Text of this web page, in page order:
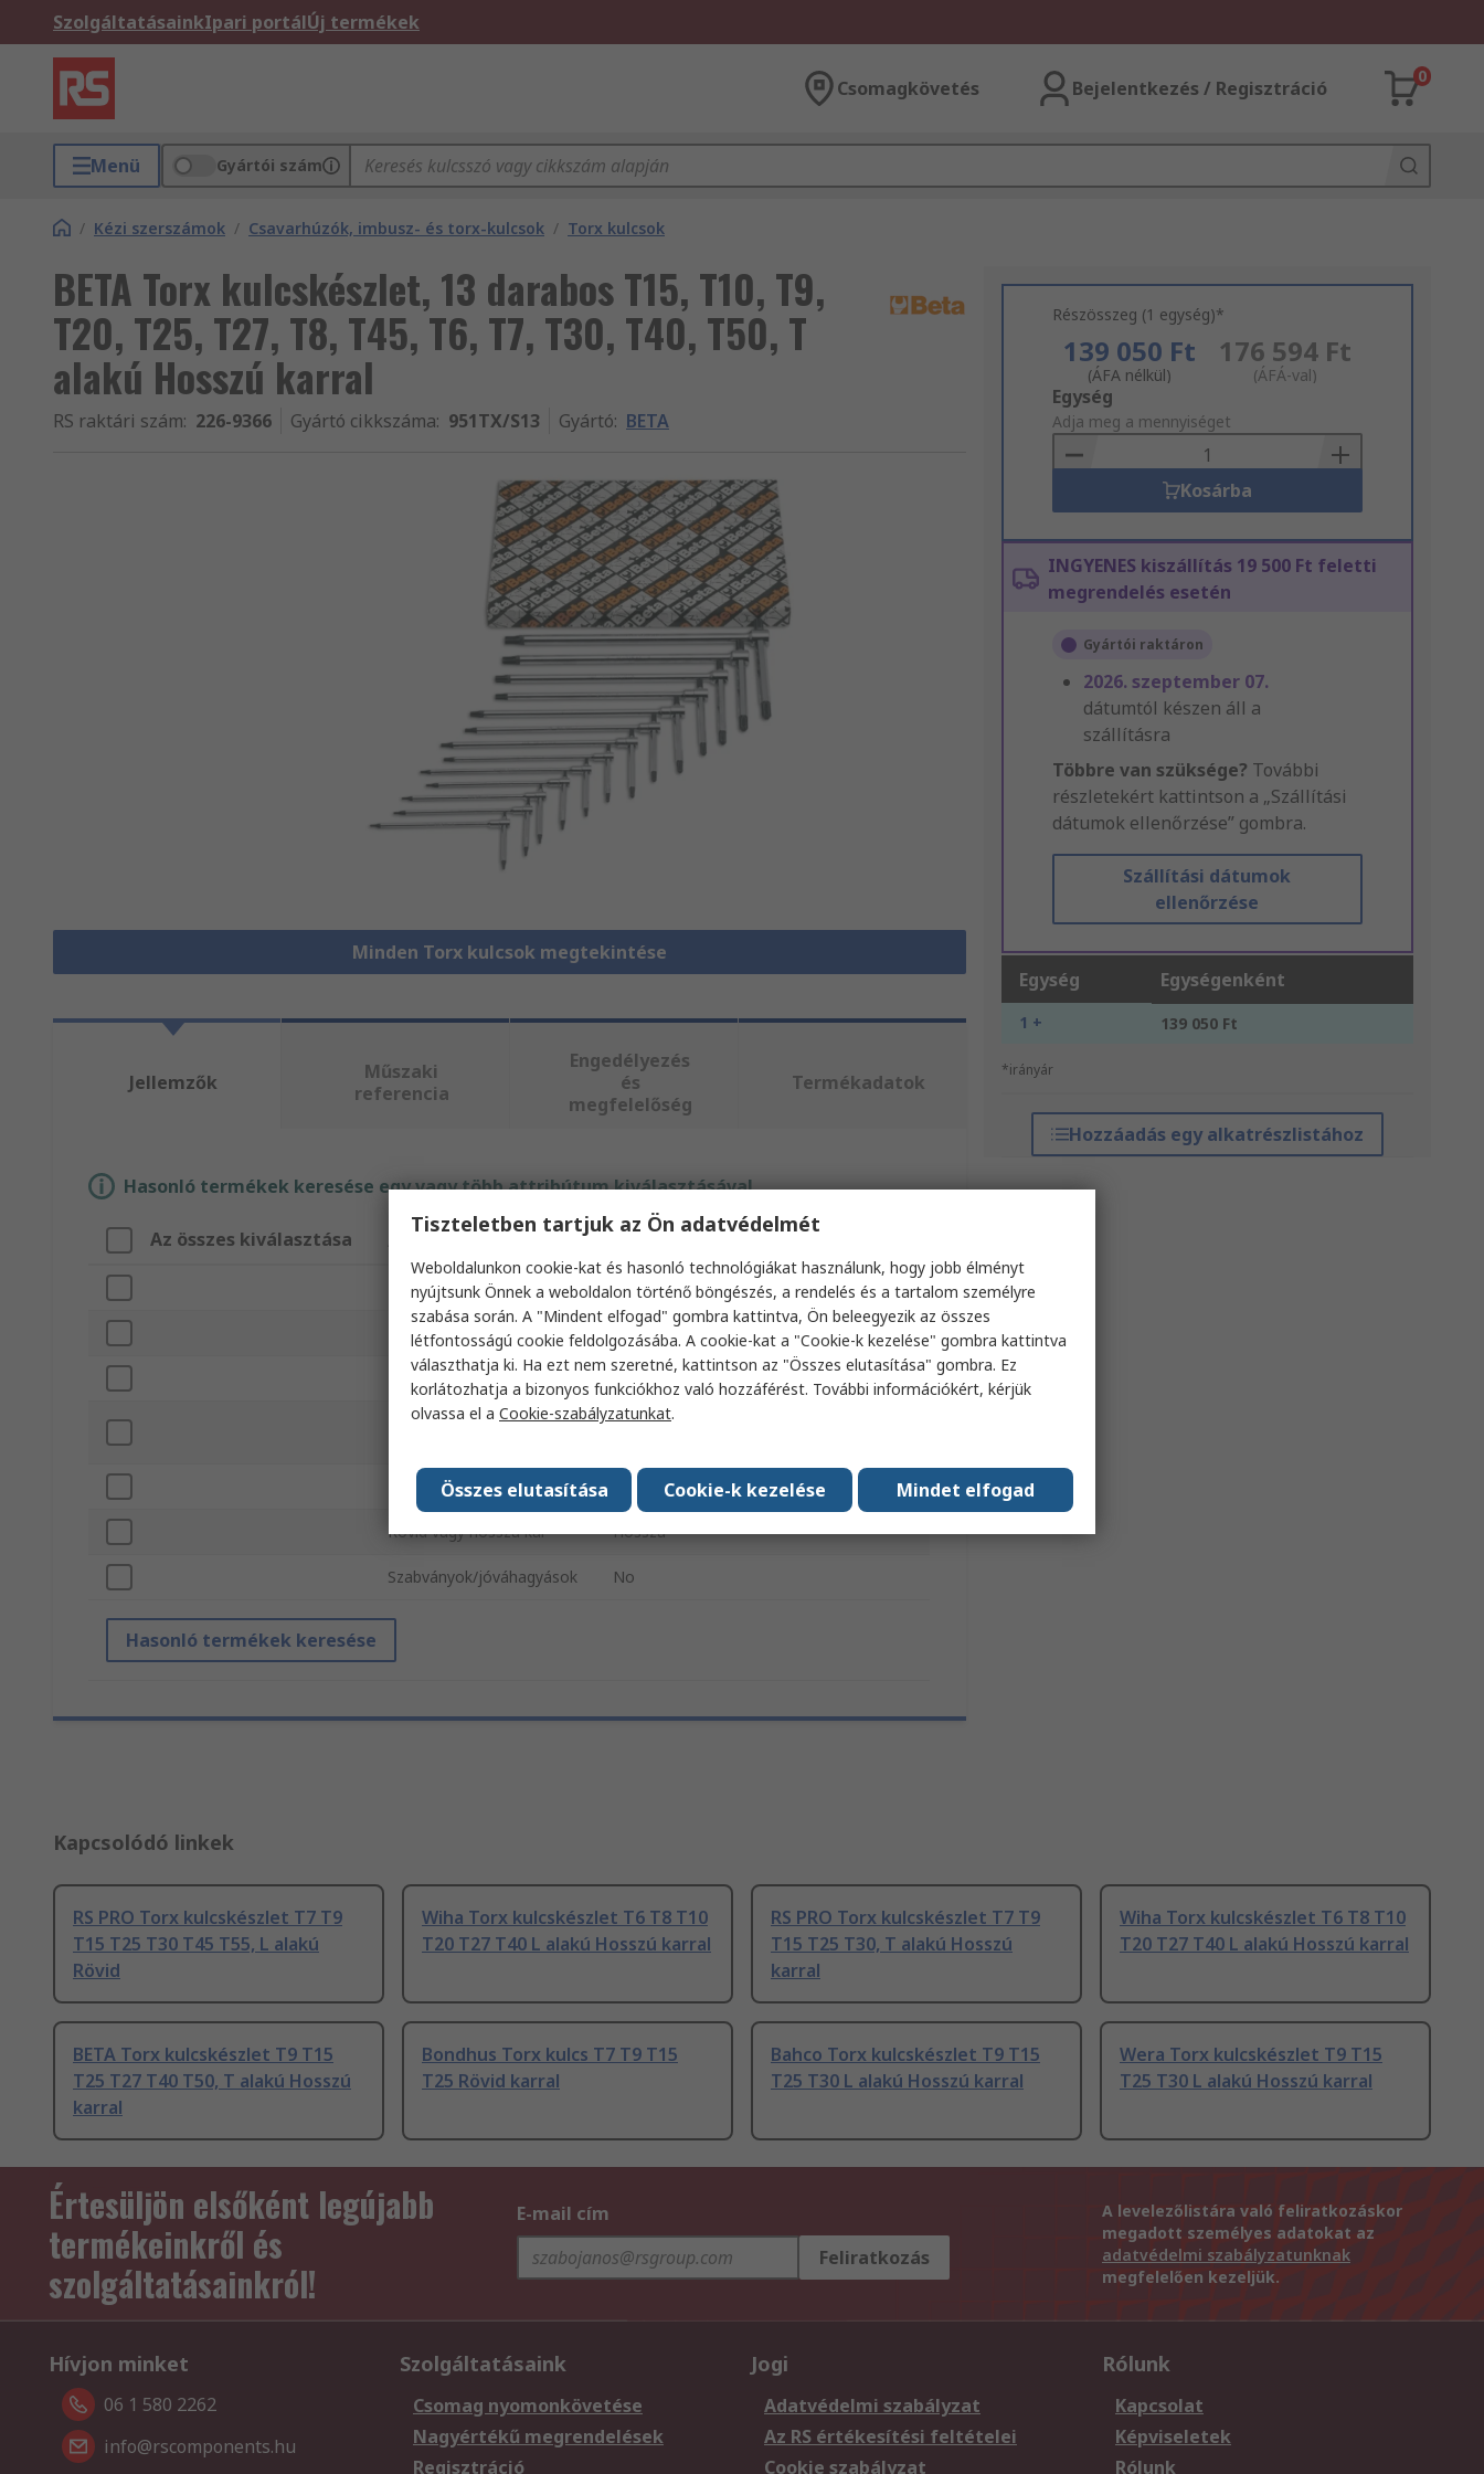
SzolgáltatásainkIpari portálÚj termékek
Csomagkövetés Bejelentkezés / Regisztráció
0
Menü Gyártói szám
/ Kézi szerszámok / Csavarhúzók, imbusz- és torx-kulcsok / Torx kulcsok
BETA Torx kulcskészlet, 13 darabos T15, T10, T9,
T20, T25, T27, T8, T45, T6, T7, T30, T40, T50, T
alakú Hosszú karral
RS raktári szám: 226-9366 Gyártó cikkszáma: 951TX/S13 Gyártó: BETA
Minden Torx kulcsok megtekintése
Részösszeg (1 egység)*
139 050 Ft
(ÁFA nélkül)
176 594 Ft
(ÁFÁ-val)
Add
to
Basket
Egység
Adja meg a mennyiséget
Kosárba
INGYENES kiszállítás 19 500 Ft feletti
megrendelés esetén
Gyártói raktáron
2026. szeptember 07.
dátumtól készen áll a
szállításra
Többre van szüksége? További
részletekért kattintson a „Szállítási
dátumok ellenőrzése” gombra.
Szállítási dátumok
ellenőrzése
Egység Egységenként
1 + 139 050 Ft
*irányár
Hozzáadás egy alkatrészlistához
Jellemzők
Műszaki
referencia
Engedélyezés
és
megfelelőség
Termékadatok
Hasonló termékek keresése egy vagy több attribútum kiválasztásával.
Az összes kiválasztása
Márka BETA
Darabok száma 13
Terméktípus Torx kulcskészlet
T15, T10, T9, T20, T25, T27, T8, T45, T6,
Rövid vagy hosszú kar Hosszú
Szabványok/jóváhagyások No
Hasonló termékek keresése
Kapcsolódó linkek
RS PRO Torx kulcskészlet T7 T9
T15 T25 T30 T45 T55, L alakú
Rövid
Wiha Torx kulcskészlet T6 T8 T10
T20 T27 T40 L alakú Hosszú karral
RS PRO Torx kulcskészlet T7 T9
T15 T25 T30, T alakú Hosszú
karral
Wiha Torx kulcskészlet T6 T8 T10
T20 T27 T40 L alakú Hosszú karral
BETA Torx kulcskészlet T9 T15
T25 T27 T40 T50, T alakú Hosszú
karral
Bondhus Torx kulcs T7 T9 T15
T25 Rövid karral
Bahco Torx kulcskészlet T9 T15
T25 T30 L alakú Hosszú karral
Wera Torx kulcskészlet T9 T15
T25 T30 L alakú Hosszú karral
Értesüljön elsőként legújabb
termékeinkről és
szolgáltatásainkról!
E-mail cím
Feliratkozás
A levelezőlistára való feliratkozáskor
megadott személyes adatokat az
adatvédelmi szabályzatunknak
megfelelően kezeljük.
Hívjon minket
06 1 580 2262
info@rscomponents.hu
Szolgáltatásaink
Csomag nyomonkövetése
Nagyértékű megrendelések
Regisztráció
Jogi
Adatvédelmi szabályzat
Az RS értékesítési feltételei
Cookie szabályzat
Rólunk
Kapcsolat
Képviseletek
Rólunk
Tiszteletben tartjuk az Ön adatvédelmét
Weboldalunkon cookie-kat és hasonló technológiákat használunk, hogy jobb élményt
nyújtsunk Önnek a weboldalon történő böngészés, a rendelés és a tartalom személyre
szabása során. A "Mindent elfogad" gombra kattintva, Ön beleegyezik az összes
létfontosságú cookie feldolgozásába. A cookie-kat a "Cookie-k kezelése" gombra kattintva
választhatja ki. Ha ezt nem szeretné, kattintson az "Összes elutasítása" gombra. Ez
korlátozhatja a bizonyos funkciókhoz való hozzáférést. További információkért, kérjük
olvassa el a Cookie-szabályzatunkat.
Mindet elfogad
Cookie-k kezelése
Összes elutasítása